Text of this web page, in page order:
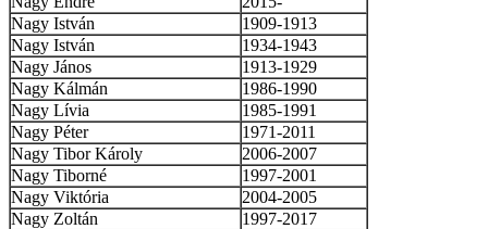
Nagy István
1909-1913
Nagy István
1934-1943
Nagy János
1913-1929
Nagy Kálmán
1986-1990
Nagy Lívia
1985-1991
Nagy Péter
1971-2011
Nagy Tibor Károly
2006-2007
Nagy Tiborné
1997-2001
Nagy Viktória
2004-2005
Nagy Zoltán
1997-2017